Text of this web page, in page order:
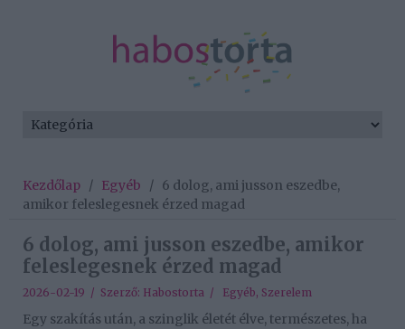
Kezdőlap / Egyéb / 6 dolog, ami jusson eszedbe,
amikor feleslegesnek érzed magad
6 dolog, ami jusson eszedbe, amikor
feleslegesnek érzed magad
2026-02-19 / Szerző: Habostorta / Egyéb, Szerelem
Egy szakítás után, a szinglik életét élve, természetes, ha